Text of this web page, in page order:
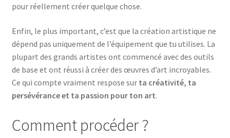
pour réellement créer quelque chose.
Enfin, le plus important, c’est que la création artistique ne
dépend pas uniquement de l’équipement que tu utilises. La
plupart des grands artistes ont commencé avec des outils
de base et ont réussi à créer des œuvres d’art incroyables.
Ce qui compte vraiment respose surta créativité, ta
persévérance et ta passion pour ton art.
Comment procéder ?